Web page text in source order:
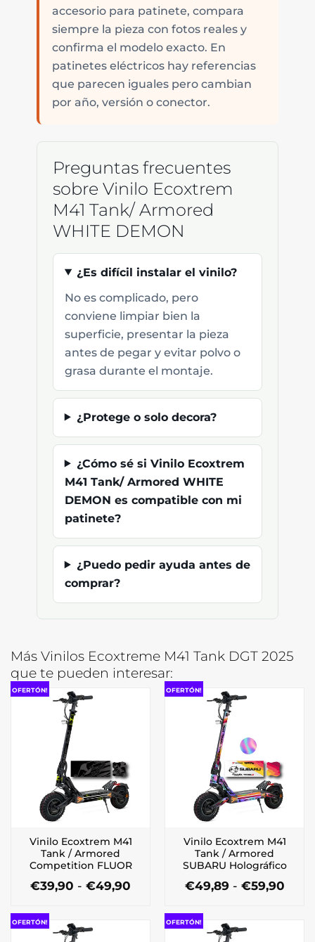
accesorio para patinete, compara
siempre la pieza con fotos reales y
confirma el modelo exacto. En
patinetes eléctricos hay referencias
que parecen iguales pero cambian
por año, versión o conector.
Preguntas frecuentes
sobre Vinilo Ecoxtrem
M41 Tank/ Armored
WHITE DEMON
¿Es difícil instalar el vinilo?
No es complicado, pero
conviene limpiar bien la
superficie, presentar la pieza
antes de pegar y evitar polvo o
grasa durante el montaje.
¿Protege o solo decora?
¿Cómo sé si Vinilo Ecoxtrem
M41 Tank/ Armored WHITE
DEMON es compatible con mi
patinete?
¿Puedo pedir ayuda antes de
comprar?
Más Vinilos Ecoxtreme M41 Tank DGT 2025
que te pueden interesar:
OFERTÓN!
Vinilo Ecoxtrem M41
Tank / Armored
Competition FLUOR
€39,90 - €49,90
desde
€39,90
tiene
OFERTÓN!
Vinilo Ecoxtrem M41
Tank / Armored
SUBARU Holográfico
€49,89 - €59,90
tiene
OFERTÓN! OFERTÓN!